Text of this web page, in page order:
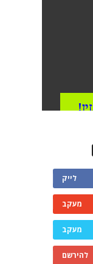
לייק
מעקב
מעקב
להירשם